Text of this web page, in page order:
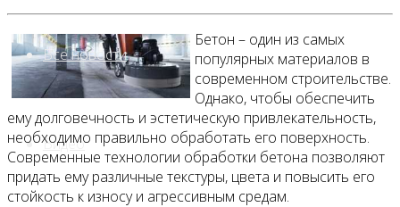
Все новости
Видео
Бетон – один из самых
популярных материалов в
современном строительстве.
Однако, чтобы обеспечить
ему долговечность и эстетическую привлекательность,
необходимо правильно обработать его поверхность.
Современные технологии обработки бетона позволяют
придать ему различные текстуры, цвета и повысить его
стойкость к износу и агрессивным средам.